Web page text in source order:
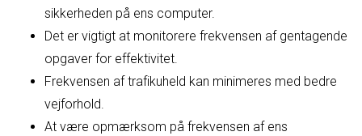
sikkerheden på ens computer.
Det er vigtigt at monitorere frekvensen af gentagende
opgaver for effektivitet.
Frekvensen af trafikuheld kan minimeres med bedre
vejforhold.
At være opmærksom på frekvensen af ens